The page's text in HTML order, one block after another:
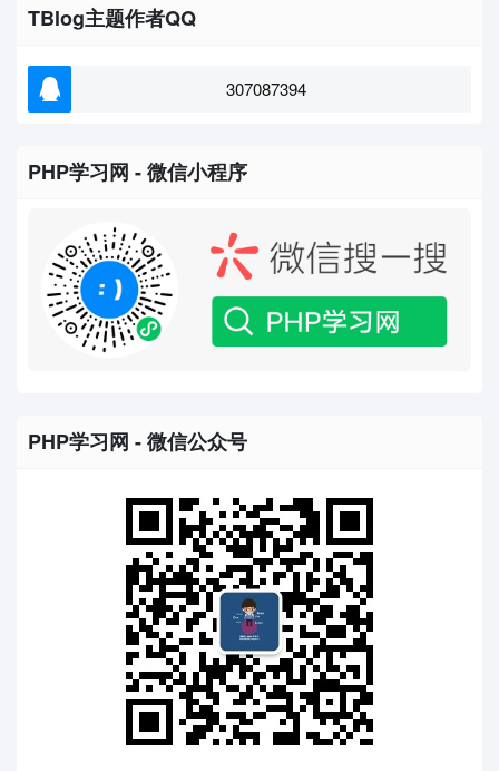
TBlog主题作者QQ
307087394
PHP学习网 - 微信小程序
PHP学习网 - 微信公众号